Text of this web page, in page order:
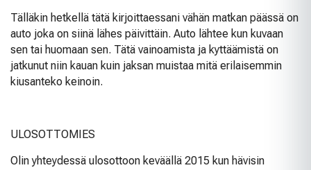
Tälläkin hetkellä tätä kirjoittaessani vähän matkan päässä on
auto joka on siinä lähes päivittäin. Auto lähtee kun kuvaan
sen tai huomaan sen. Tätä vainoamista ja kyttäämistä on
jatkunut niin kauan kuin jaksan muistaa mitä erilaisemmin
kiusanteko keinoin.
ULOSOTTOMIES
Olin yhteydessä ulosottoon keväällä 2015 kun hävisin